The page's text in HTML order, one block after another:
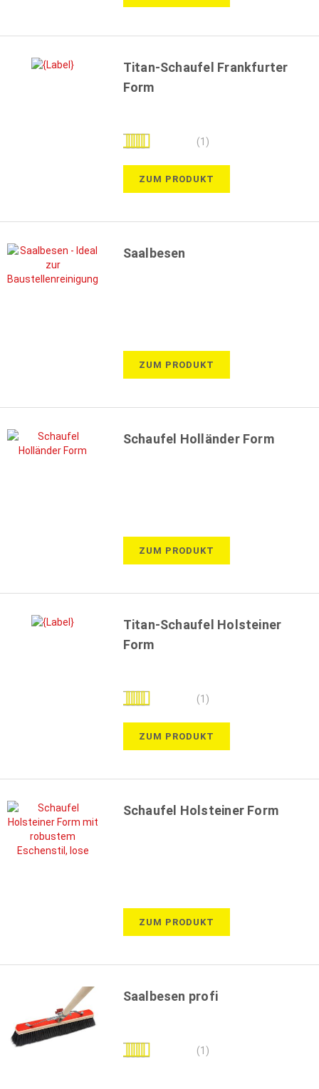
Titan-Schaufel Frankfurter
Form
Bewertung: (1)
ZUM PRODUKT
Saalbesen
ZUM PRODUKT
Schaufel Holländer Form
ZUM PRODUKT
Titan-Schaufel Holsteiner
Form
Bewertung: (1)
ZUM PRODUKT
Schaufel Holsteiner Form
ZUM PRODUKT
Saalbesen profi
Bewertung: (1)